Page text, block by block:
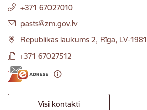
+371 67027010
E-pasts:
pasts@zm.gov.lv
Republikas laukums 2, Rīga, LV-1981
+371 67027512
Visi kontakti